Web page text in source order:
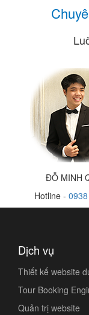
ĐỖ MINH
Hotline -
Dịch vụ
Thiết kế website
Tour Booking
Quản trị website